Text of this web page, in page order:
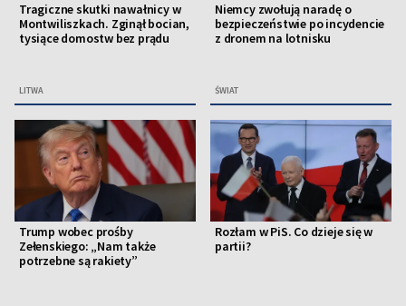
Tragiczne skutki nawałnicy w
Montwiliszkach. Zginął bocian,
tysiące domostw bez prądu
LITWA
Niemcy zwołują naradę o
bezpieczeństwie po incydencie
z dronem na lotnisku
ŚWIAT
Trump wobec prośby
Zełenskiego: „Nam także
potrzebne są rakiety”
Rozłam w PiS. Co dzieje się w
partii?